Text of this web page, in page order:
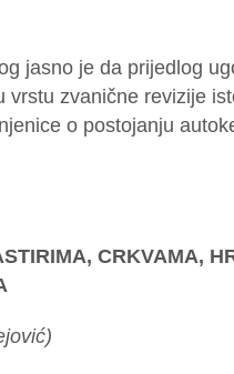
jasno je da prijedlog
vrstu zvanične revizije
o postojanju
CRKVAMA,